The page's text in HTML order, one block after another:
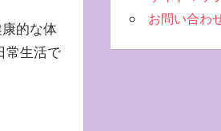
的な体
常生活で
お問い合わ